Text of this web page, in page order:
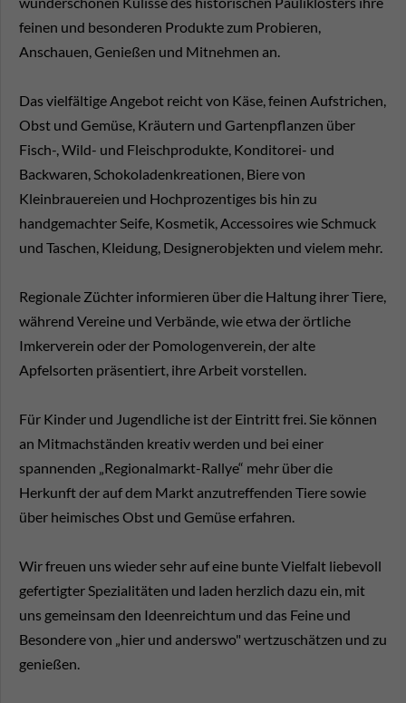
feinen und besonderen Produkte zum Probieren,
Anschauen, Genießen und Mitnehmen an.
Das vielfältige Angebot reicht von Käse, feinen Aufstrichen,
Obst und Gemüse, Kräutern und Gartenpflanzen über
Fisch-, Wild- und Fleischprodukte, Konditorei- und
Backwaren, Schokoladenkreationen, Biere von
Kleinbrauereien und Hochprozentiges bis hin zu
handgemachter Seife, Kosmetik, Accessoires wie Schmuck
und Taschen, Kleidung, Designerobjekten und vielem mehr.
Regionale Züchter informieren über die Haltung ihrer Tiere,
während Vereine und Verbände, wie etwa der örtliche
Imkerverein oder der Pomologenverein, der alte
Apfelsorten präsentiert, ihre Arbeit vorstellen.
Für Kinder und Jugendliche ist der Eintritt frei. Sie können
an Mitmachständen kreativ werden und bei einer
spannenden „Regionalmarkt-Rallye“ mehr über die
Herkunft der auf dem Markt anzutreffenden Tiere sowie
über heimisches Obst und Gemüse erfahren.
Wir freuen uns wieder sehr auf eine bunte Vielfalt liebevoll
gefertigter Spezialitäten und laden herzlich dazu ein, mit
uns gemeinsam den Ideenreichtum und das Feine und
Besondere von „hier und anderswo" wertzuschätzen und zu
genießen.